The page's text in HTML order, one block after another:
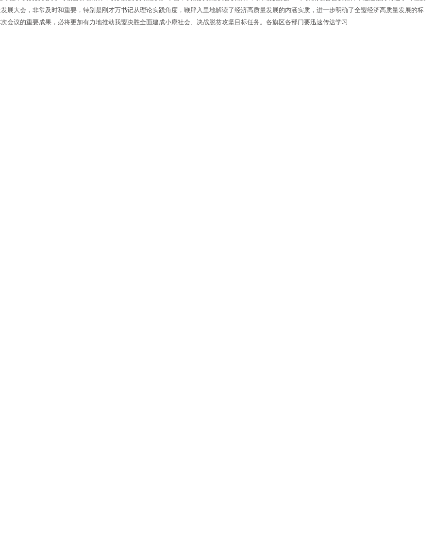
展大会，非常及时和重要，特别是刚才万书记从理论实践角度，鞭辟入里地解读了经济高质量发展的内涵实质，进一步明确了全盟经济高质量发展的标
会议的重要成果，必将更加有力地推动我盟决胜全面建成小康社会、决战脱贫攻坚目标任务。各旗区各部门要迅速传达学习……